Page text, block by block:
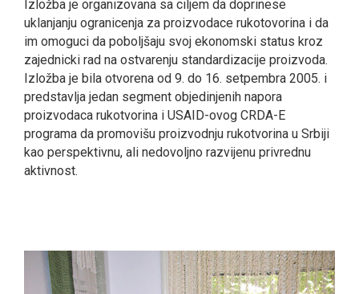
Izložba je organizovana sa ciljem da doprinese
uklanjanju ogranicenja za proizvodace rukotovorina i da
im omoguci da poboljšaju svoj ekonomski status kroz
zajednicki rad na ostvarenju standardizacije proizvoda.
Izložba je bila otvorena od 9. do 16. setpembra 2005. i
predstavlja jedan segment objedinjenih napora
proizvodaca rukotvorina i USAID-ovog CRDA-E
programa da promovišu proizvodnju rukotvorina u Srbiji
kao perspektivnu, ali nedovoljno razvijenu privrednu
aktivnost.